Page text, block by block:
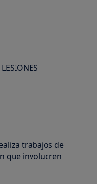
trabajos de
que involucren